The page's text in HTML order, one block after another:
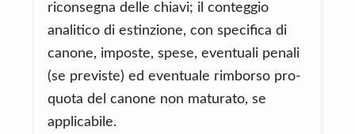
riconsegna delle chiavi; il conteggio
analitico di estinzione, con specifica di
canone, imposte, spese, eventuali penali
(se previste) ed eventuale rimborso pro-
quota del canone non maturato, se
applicabile.